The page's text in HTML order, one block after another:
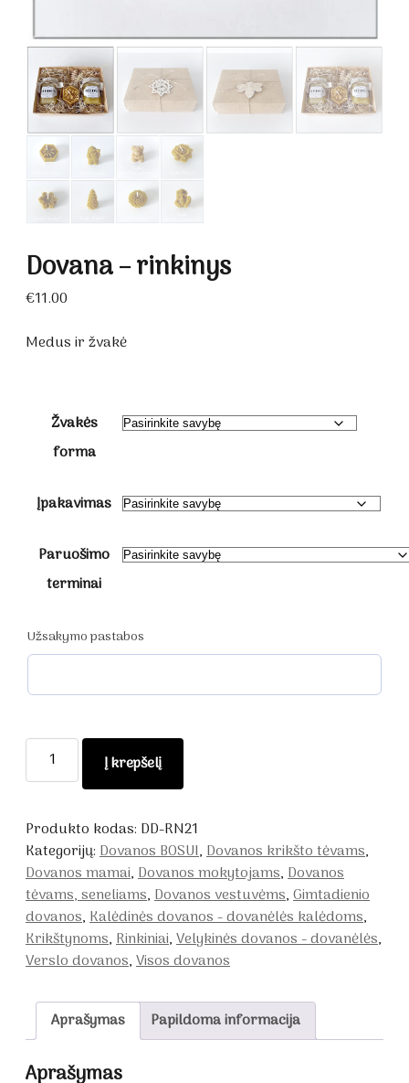
Dovana – rinkinys
€11.00
Medus ir žvakė
Žvakės
forma
Įpakavimas
Paruošimo
terminai
Užsakymo pastabos
produkto
kiekis:
rinkinys
Į krepšelį
Produkto kodas: DD-RN21
Kategorijų:Dovanos BOSUI,Dovanos krikšto tėvams,
Dovanos mamai,Dovanos mokytojams,Dovanos
tėvams, seneliams,Dovanos vestuvėms,Gimtadienio
dovanos,Kalėdinės dovanos - dovanėlės kalėdoms,
Krikštynoms,Rinkiniai,Velykinės dovanos - dovanėlės,
Verslo dovanos,Visos dovanos
Aprašymas Papildoma informacija
Aprašymas